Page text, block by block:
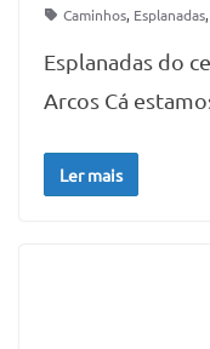
Caminhos, Esplanadas,
Esplanadas do
Arcos Cá
Ler mais